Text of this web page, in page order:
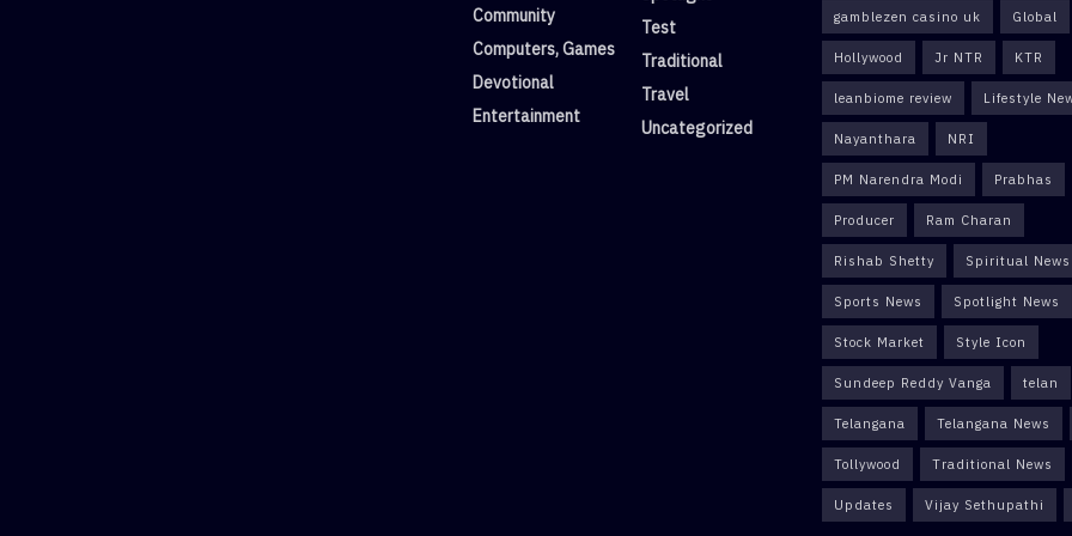
Community
Computers, Games
Devotional
Entertainment
Test
Traditional
Travel
Uncategorized
gamblezen casino uk Global
Hollywood Jr NTR KTR
leanbiome review Lifestyle
Nayanthara NRI
PM Narendra Modi Prabhas
Producer Ram Charan
Rishab Shetty Spiritual News
Sports News Spotlight News
Stock Market Style Icon
Sundeep Reddy Vanga telan
Telangana Telangana News
Tollywood Traditional News
Updates Vijay Sethupathi